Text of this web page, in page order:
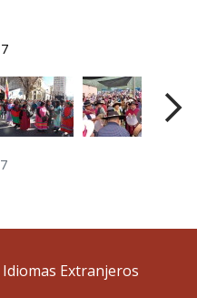
7
7
Extranjeros